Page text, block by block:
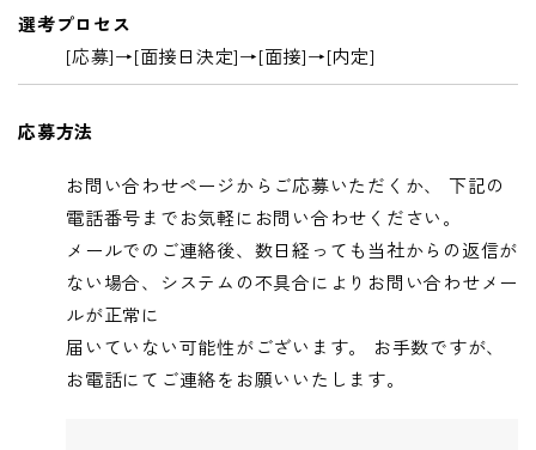
選考プロセス
[応募]→[面接日決定]→[面接]→[内定]
応募方法
お問い合わせページからご応募いただくか、 下記の
電話番号までお気軽にお問い合わせください。
メールでのご連絡後、数日経っても当社からの返信が
ない場合、システムの不具合によりお問い合わせメー
ルが正常に
届いていない可能性がございます。 お手数ですが、
お電話にてご連絡をお願いいたします。